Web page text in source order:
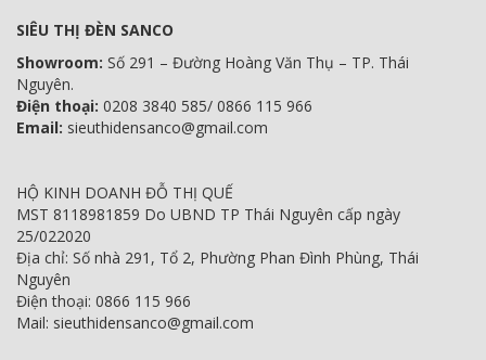
SIÊU THỊ ĐÈN SANCO
Showroom: Số 291 – Đường Hoàng Văn Thụ – TP. Thái
Nguyên.
Điện thoại: 0208 3840 585/ 0866 115 966
Email: sieuthidensanco@gmail.com
HỘ KINH DOANH ĐỖ THỊ QUẾ
MST 8118981859 Do UBND TP Thái Nguyên cấp ngày
25/022020
Địa chỉ: Số nhà 291, Tổ 2, Phường Phan Đình Phùng, Thái
Nguyên
Điện thoại: 0866 115 966
Mail: sieuthidensanco@gmail.com